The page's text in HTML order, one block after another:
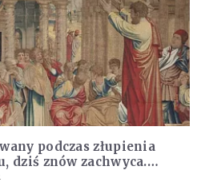
podczas złupienia
dziś znów zachwyca.
arras w Castel